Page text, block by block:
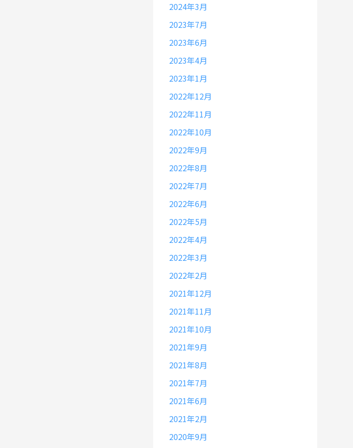
2024年3月
2023年7月
2023年6月
2023年4月
2023年1月
2022年12月
2022年11月
2022年10月
2022年9月
2022年8月
2022年7月
2022年6月
2022年5月
2022年4月
2022年3月
2022年2月
2021年12月
2021年11月
2021年10月
2021年9月
2021年8月
2021年7月
2021年6月
2021年2月
2020年9月